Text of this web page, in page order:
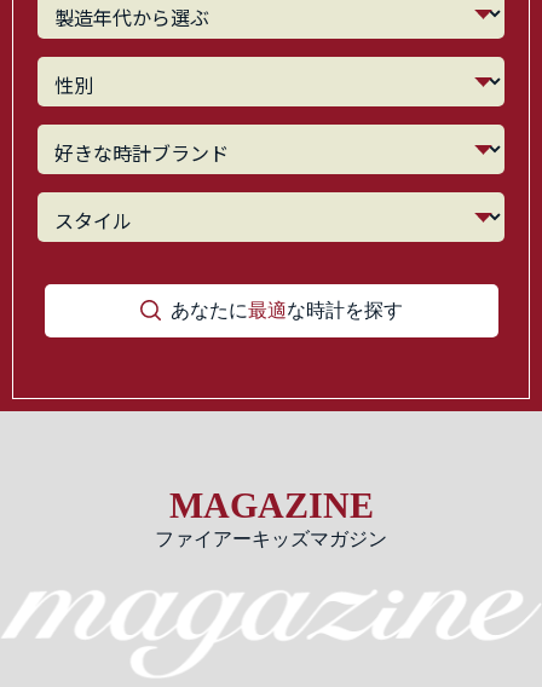
あなたに最適な時計を探す
MAGAZINE
ファイアーキッズマガジン